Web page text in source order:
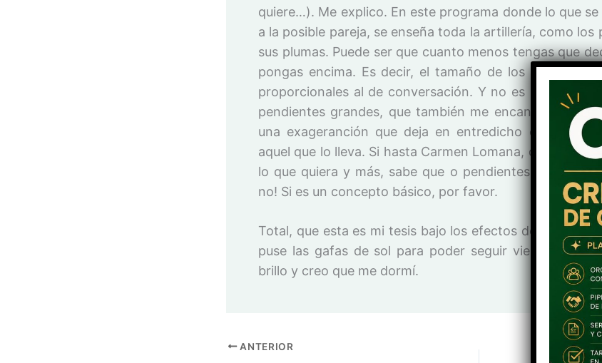
quiere…). Me explico. En este programa donde lo que
a la posible pareja, se enseña toda la artillería, como los
sus plumas. Puede ser que cuanto menos tengas que
pongas encima. Es decir, el tamaño de los abalorios
proporcionales al de conversación. Y no es un alegato
pendientes grandes, que también me encantan, sino
una exageranción que deja en entredicho el buen
aquel que lo lleva. Si hasta Carmen Lomana, que tiene
lo que quiera y más, sabe que o pendientes largos o
no! Si es un concepto básico, por favor.
Total, que esta es mi tesis bajo los efectos del
puse las gafas de sol para poder seguir viendo el
brillo y creo que me dormí.
ANTERIOR